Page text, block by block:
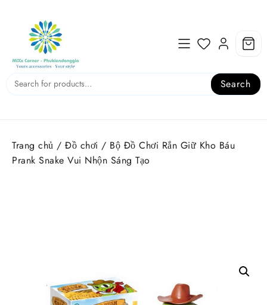
content
Search
Trang chủ / Đồ chơi / Bộ Đồ Chơi Rắn Giữ Kho Báu
Prank Snake Vui Nhộn Sáng Tạo